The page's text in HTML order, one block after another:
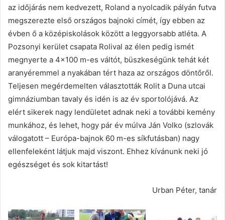
az időjárás nem kedvezett, Roland a nyolcadik pályán futva
megszerezte első országos bajnoki címét, így ebben az
évben ő a középiskolások között a leggyorsabb atléta. A
Pozsonyi kerület csapata Rolival az élen pedig ismét
megnyerte a 4×100 m-es váltót, büszkeségünk tehát két
aranyéremmel a nyakában tért haza az országos döntőről.
Teljesen megérdemelten választották Rolit a Duna utcai
gimnáziumban tavaly és idén is az év sportolójává. Az
elért sikerek nagy lendületet adnak neki a további kemény
munkához, és lehet, hogy pár év múlva Ján Volko (szlovák
válogatott – Európa-bajnok 60 m-es síkfutásban) nagy
ellenfeleként látjuk majd viszont. Ehhez kívánunk neki jó
egészséget és sok kitartást!
Urban Péter, tanár